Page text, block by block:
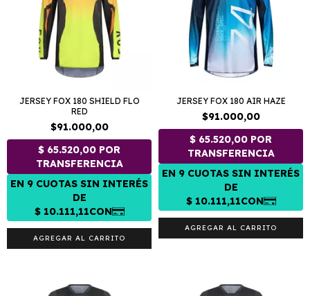
JERSEY FOX 180 SHIELD FLO
RED
$91.000,00
AGREGAR AL CARRITO
JERSEY FOX 180 AIR HAZE
$91.000,00
AGREGAR AL CARRITO